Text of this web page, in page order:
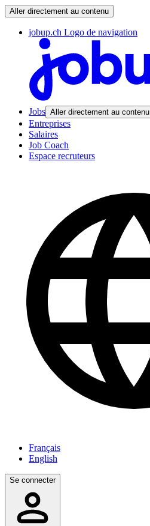
Aller directement au contenu
jobup.ch Logo de navigation
Jobs Aller directement au contenu
Entreprises
Salaires
Job Coach
Espace recruteurs
Français
English
Se connecter